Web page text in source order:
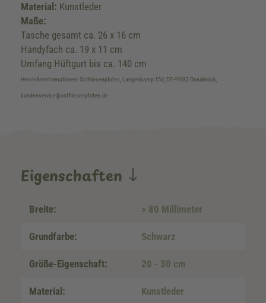
Material: Kunstleder
Maße:
Tasche gesamt ca. 26 x 16 cm
Handyfach ca. 19 x 11 cm
Umfang Hüftgurt bis ca. 140 cm
Herstellerinformationen: Ostfriesenpfoten, Langenkamp 15d, DE-49082 Osnabrück,
kundenservice@ostfriesenpfoten.de
Eigenschaften
Breite: > 80 Millimeter
Grundfarbe: Schwarz
Größe-Eigenschaft: 20 - 30 cm
Material: Kunstleder